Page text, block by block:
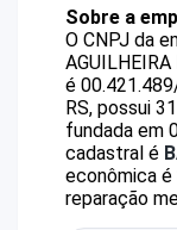
Sobre a
O CNPJ da
é
RS, possui
fundada em
cadastral é
econômica
reparação